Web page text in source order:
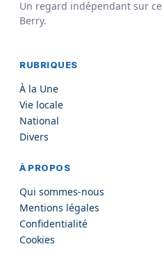
Un regard indépendant sur
Berry.
RUBRIQUES
À la Une
Vie locale
National
Divers
À PROPOS
Qui sommes-nous
Mentions légales
Confidentialité
Cookies